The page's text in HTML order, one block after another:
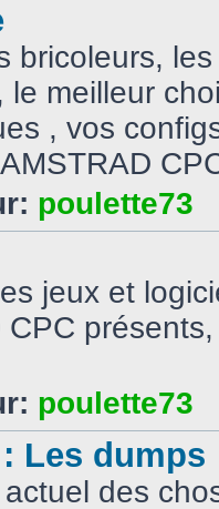
bricoleurs,
le meilleur
, vos
poulette73
jeux et
CPC
poulette73
Les dumps
des